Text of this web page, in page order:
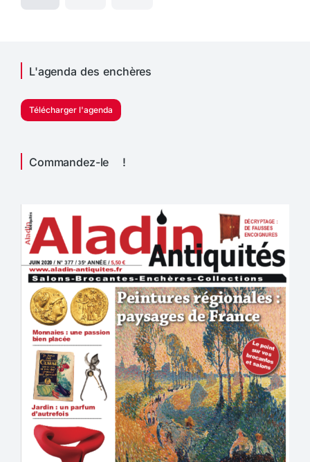
L'agenda des enchères
Télécharger l'agenda
Commandez-le !